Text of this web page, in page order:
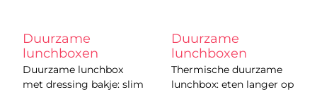
Duurzame
lunchboxen
Duurzame lunchbox
met dressing bakje: slim
Duurzame
lunchboxen
Thermische duurzame
lunchbox: eten langer op